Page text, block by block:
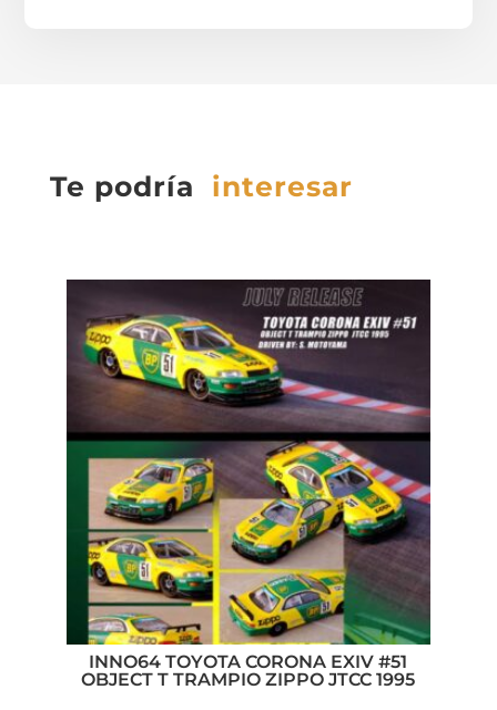
Te podría interesar
INNO64 TOYOTA CORONA EXIV #51
OBJECT T TRAMPIO ZIPPO JTCC 1995